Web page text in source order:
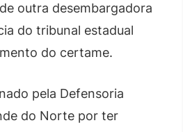
outra desembargadora
do tribunal estadual
do certame.
pela Defensoria
do Norte por ter